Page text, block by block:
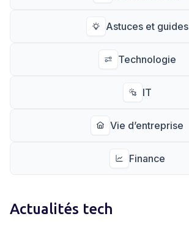
Astuces et guides
Technologie
IT
Vie d’entreprise
Finance
Actualités tech